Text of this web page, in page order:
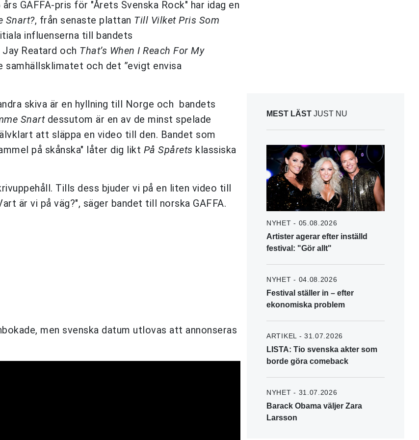
GAFFA-pris för "Årets Svenska Rock" har idag en
Snart?, från senaste plattan Till Vilket Pris Som
influenserna till bandets
Jay Reatard och That’s When I Reach For My
samhällsklimatet och det ”evigt envisa
skiva är en hyllning till Norge och bandets
Snartdessutom är en av de minst spelade
att släppa en video till den. Bandet som
på skånska" låter dig likt På Spårets klassiska
Tills dess bjuder vi på en liten video till
är vi på väg?", säger bandet till norska GAFFA.
men svenska datum utlovas att annonseras
MEST LÄST JUST NU
NYHET - 05.08.2026
Artister agerar efter inställd
festival: "Gör allt"
NYHET - 04.08.2026
Festival ställer in – efter
ekonomiska problem
ARTIKEL - 31.07.2026
LISTA: Tio svenska akter som
borde göra comeback
NYHET - 31.07.2026
Barack Obama väljer Zara
Larsson